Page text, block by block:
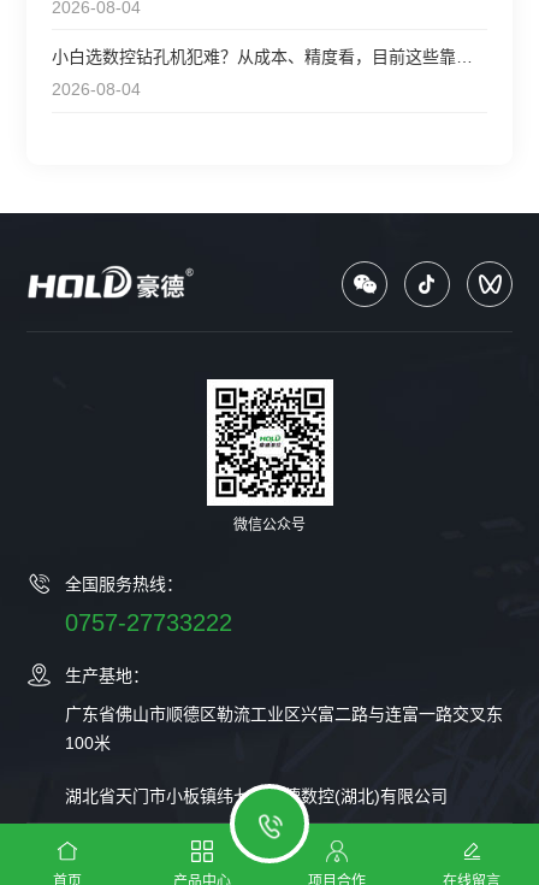
2026-08-04
小白选数控钻孔机犯难？从成本、精度看，目前这些靠谱企业该
2026-08-04
微信公众号
全国服务热线：
0757-27733222
生产基地：
广东省佛山市顺德区勒流工业区兴富二路与连富一路交叉东
100米
湖北省天门市小板镇纬七路豪德数控(湖北)有限公司
广东豪德数控装备股份有限公司 ©2023 版权所有 法律声明
首页 产品中心 项目合作 在线留言